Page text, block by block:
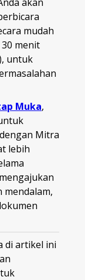
mudah
menit
untuk
Muka,
Mitra
lebih
mendalam,
di artikel ini